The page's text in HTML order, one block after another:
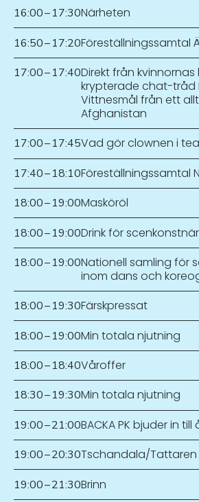
16:00–17:30Närheten
16:50–17:20Föreställningssamtal
17:00–17:40Direkt från
krypterade chat-tråd
Vittnesmål från ett
Afghanistan
17:00–17:45Vad gör clownen i
17:40–18:10Föreställningssamtal
18:00–19:00Masköröl
18:00–19:00Drink för
18:00–19:00Nationell samling för
inom dans och
18:00–19:30Färskpressat
18:00–19:00Min totala njutning
18:00–18:40Våroffer
18:30–19:30Min totala njutning
19:00–21:00BACKA PK bjuder in
19:00–20:30Tschandala/Tattaren
19:00–21:30Brinn